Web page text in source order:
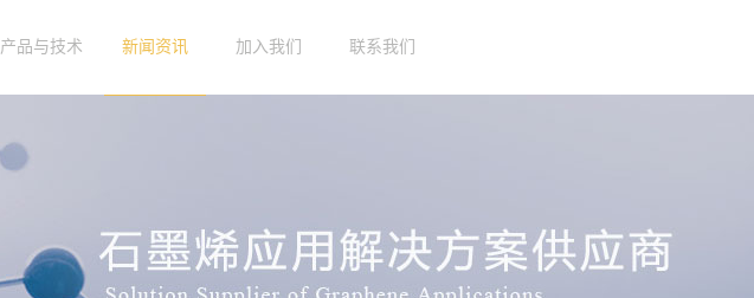
产品与技术 新闻资讯 加入我们 联系我们